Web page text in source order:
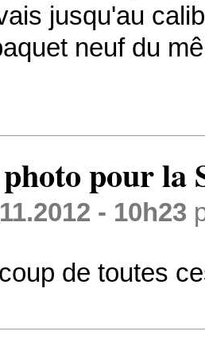
jusqu'au
neuf du
pour la
- 10h23
de toutes